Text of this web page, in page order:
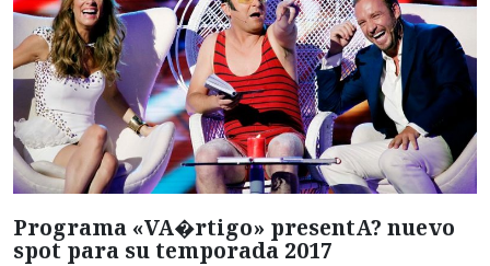
Programa «VA�rtigo» presentA? nuevo
spot para su temporada 2017